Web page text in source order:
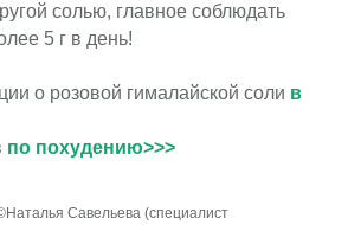
солью, главное соблюдать
5 г в день!
о розовой гималайской соли в
по похудению>>>
Савельева (специалист